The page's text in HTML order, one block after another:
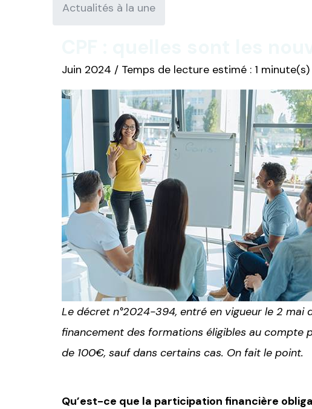
Actualités à la une
Juin 2024 / Temps de lecture estimé : 1 minute(s)
Le décret n°2024-394, entré en vigueur le 2
financement des formations éligibles au compte
de 100€, sauf dans certains cas. On fait le point.
Qu’est-ce que la participation financière